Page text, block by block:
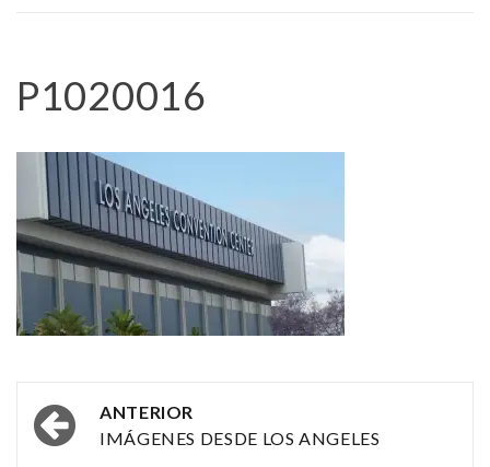
P1020016
Navegación
por
ANTERIOR
IMÁGENES DESDE LOS ANGELES